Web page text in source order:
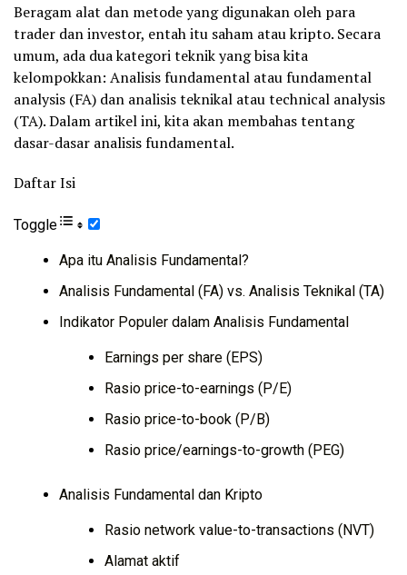
Beragam alat dan metode yang digunakan oleh para
trader dan investor, entah itu saham atau kripto. Secara
umum, ada dua kategori teknik yang bisa kita
kelompokkan: Analisis fundamental atau fundamental
analysis (FA) dan analisis teknikal atau technical analysis
(TA). Dalam artikel ini, kita akan membahas tentang
dasar-dasar analisis fundamental.
Daftar Isi
Toggle
Apa itu Analisis Fundamental?
Analisis Fundamental (FA) vs. Analisis Teknikal (TA)
Indikator Populer dalam Analisis Fundamental
Earnings per share (EPS)
Rasio price-to-earnings (P/E)
Rasio price-to-book (P/B)
Rasio price/earnings-to-growth (PEG)
Analisis Fundamental dan Kripto
Rasio network value-to-transactions (NVT)
Alamat aktif